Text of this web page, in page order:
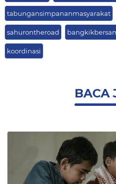
tabungansimpananmasyarakat
sahurontheroad
koordinasi
BACA